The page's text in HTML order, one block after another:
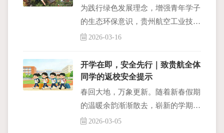
展
为践行绿色发展理念，增强青年学子
的生态环保意识，贵州航空工业技师
学院白云校区“播种绿色希望 践行青
月12日18:30在后操场顺利开展。
2026-03-16
开学在即，安全先行｜致贵航全体
同学的返校安全提示
春回大地，万象更新。随着新春假期
的温暖余韵渐渐散去，崭新的学期正
在向我们招手。在大家收拾行囊、准
2026-03-05